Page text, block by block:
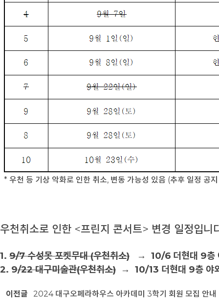
* 우천 등 기상 악화로 인한 취소, 변동 가능성 있음 (추후 일정 공
우천취소로 인한 <프린지 콘서트> 변경 일정입니
1. 9/7수성못 포켓무대(우천취소) → 10/6 더현대 9층
2. 9/22대구미술관(우천취소) → 10/13 더현대 9층 야
이전글
2024 대구오페라하우스 아카데미 3학기 회원 모집 안내